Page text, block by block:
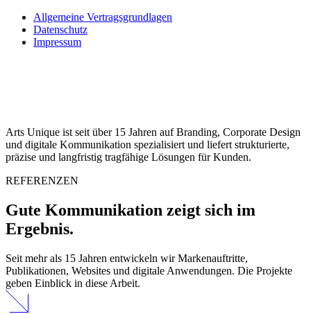
Allgemeine Vertragsgrundlagen
Datenschutz
Impressum
Arts Unique ist seit über 15 Jahren auf Branding, Corporate Design
und digitale Kommunikation spezialisiert und liefert strukturierte,
präzise und langfristig tragfähige Lösungen für Kunden.
REFERENZEN
Gute Kommunikation zeigt sich im
Ergebnis.
Seit mehr als 15 Jahren entwickeln wir Markenauftritte,
Publikationen, Websites und digitale Anwendungen. Die Projekte
geben Einblick in diese Arbeit.